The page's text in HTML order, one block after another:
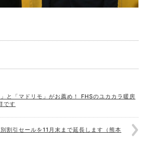
と「マドリモ」がお薦め！ FHSのユカカラ暖房
です
割引セールを11月末まで延長します（熊本